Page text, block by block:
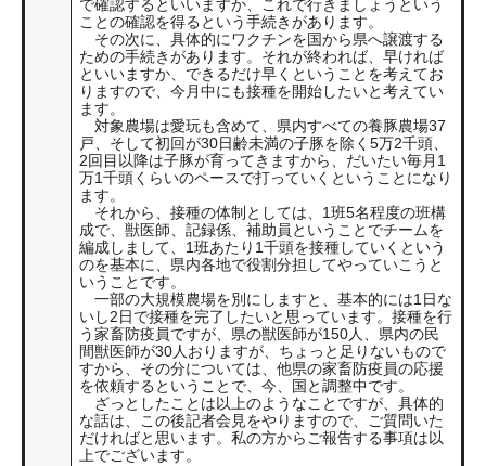
で確認するといいますか、これで行きましょうという
ことの確認を得るという手続きがあります。
その次に、具体的にワクチンを国から県へ譲渡する
ための手続きがあります。それが終われば、早ければ
といいますか、できるだけ早くということを考えてお
りますので、今月中にも接種を開始したいと考えてい
ます。
対象農場は愛玩も含めて、県内すべての養豚農場37
戸、そして初回が30日齢未満の子豚を除く5万2千頭、
2回目以降は子豚が育ってきますから、だいたい毎月1
万1千頭くらいのペースで打っていくということになり
ます。
それから、接種の体制としては、1班5名程度の班構
成で、獣医師、記録係、補助員ということでチームを
編成しまして、1班あたり1千頭を接種していくという
のを基本に、県内各地で役割分担してやっていこうと
いうことです。
一部の大規模農場を別にしますと、基本的には1日な
いし2日で接種を完了したいと思っています。接種を行
う家畜防疫員ですが、県の獣医師が150人、県内の民
間獣医師が30人おりますが、ちょっと足りないもので
すから、その分については、他県の家畜防疫員の応援
を依頼するということで、今、国と調整中です。
ざっとしたことは以上のようなことですが、具体的
な話は、この後記者会見をやりますので、ご質問いた
だければと思います。私の方からご報告する事項は以
上でございます。